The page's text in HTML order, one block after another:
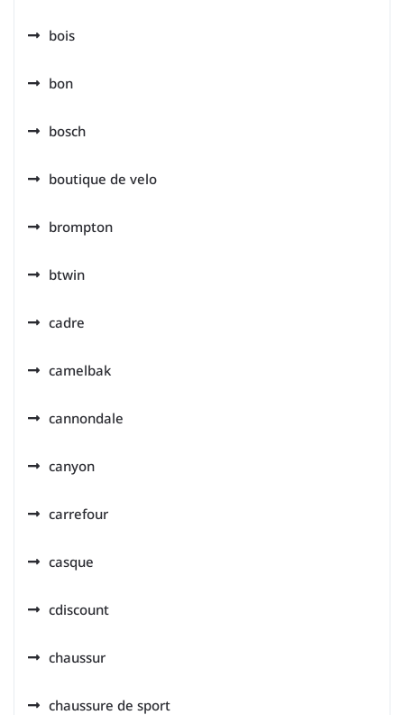
bois
bon
bosch
boutique de velo
brompton
btwin
cadre
camelbak
cannondale
canyon
carrefour
casque
cdiscount
chaussur
chaussure de sport